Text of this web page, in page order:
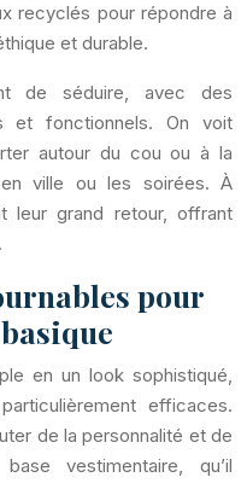
recyclés pour répondre à
et durable.
de séduire, avec des
et fonctionnels. On voit
autour du cou ou à la
ville ou les soirées. À
leur grand retour, offrant
pour
en un look sophistiqué,
efficaces.
de la personnalité et de
vestimentaire, qu’il